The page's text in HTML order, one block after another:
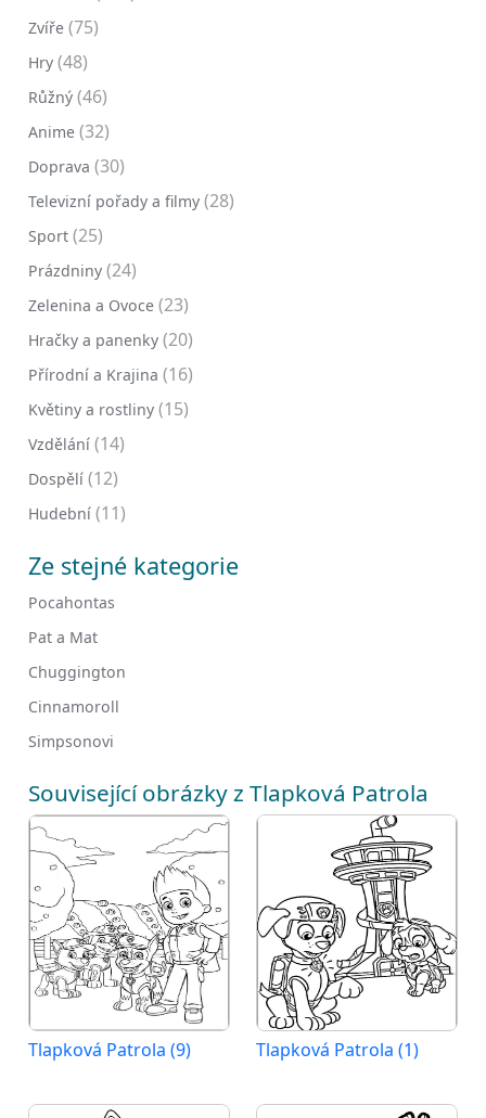
Zvíře (75)
Hry (48)
Růžný (46)
Anime (32)
Doprava (30)
Televizní pořady a filmy (28)
Sport (25)
Prázdniny (24)
Zelenina a Ovoce (23)
Hračky a panenky (20)
Přírodní a Krajina (16)
Květiny a rostliny (15)
Vzdělání (14)
Dospělí (12)
Hudební (11)
Ze stejné kategorie
Pocahontas
Pat a Mat
Chuggington
Cinnamoroll
Simpsonovi
Související obrázky z Tlapková Patrola
Tlapková Patrola (9) Tlapková Patrola (1)